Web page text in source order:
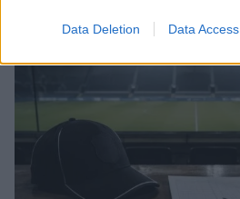
Data Deletion Data Access